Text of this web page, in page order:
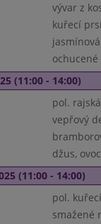
vývar z
kuřecí
ochucené
(11:00 - 14:00)
pol.
vepřový
džus,
(11:00 - 14:00)
pol.
smažené